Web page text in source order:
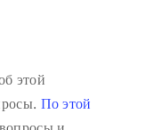
этой
По этой